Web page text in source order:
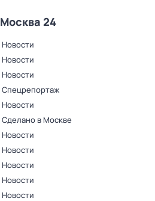
Москва 24
Новости
Новости
Новости
Спецрепортаж
Новости
Сделано в Москве
Новости
Новости
Новости
Новости
Новости